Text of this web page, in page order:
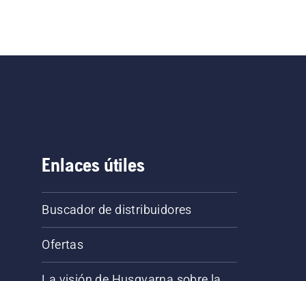
Enlaces útiles
Buscador de distribuidores
Ofertas